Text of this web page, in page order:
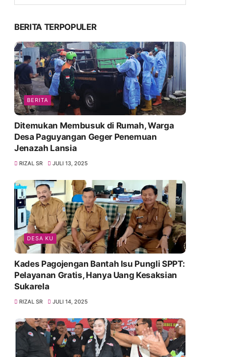
BERITA TERPOPULER
BERITA
Ditemukan Membusuk di Rumah, Warga
Desa Paguyangan Geger Penemuan
Jenazah Lansia
RIZAL SR JULI 13, 2025
DESA KU
Kades Pagojengan Bantah Isu Pungli SPPT:
Pelayanan Gratis, Hanya Uang Kesaksian
Sukarela
RIZAL SR JULI 14, 2025